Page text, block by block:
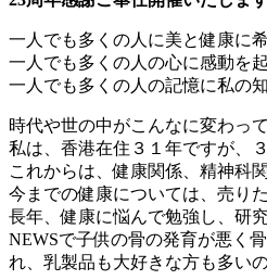
一人でも多くの人に美と健康に
一人でも多くの人の心に感動を起
一人でも多くの人の記憶に私の
時代や世の中がこんなに変わっ
私は、香港在住３１年ですが、
これからは、健康関係、精神科
今までの健康については、売り
長年、健康に悩んで勉強し、研
NEWSで子供の骨の発育が悪く
れ、乳製品も大好きな方も多い